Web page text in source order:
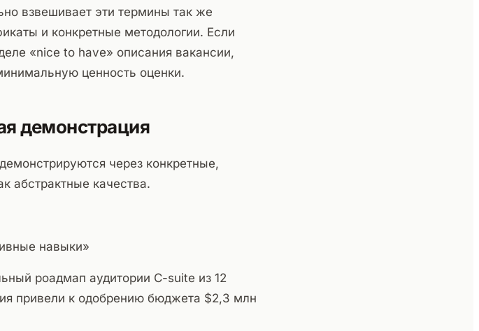
взвешивает эти термины так же
и конкретные методологии. Если
«nice to have» описания вакансии,
ценность оценки.
демонстрация
через конкретные,
абстрактные качества.
навыки»
роадмап аудитории C-suite из 12
привели к одобрению бюджета $2,3 млн